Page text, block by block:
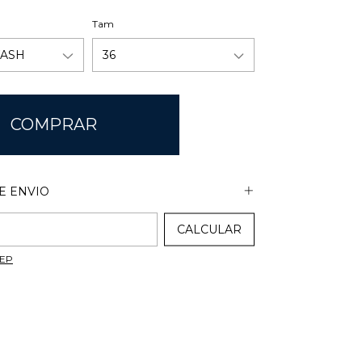
Tam
ENVIO
O CEP:
CALCULAR